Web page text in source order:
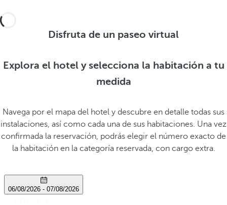
Disfruta de un paseo virtual
Explora el hotel y selecciona la habitación a tu
medida
Navega por el mapa del hotel y descubre en detalle todas sus
instalaciones, así como cada una de sus habitaciones. Una vez
confirmada la reservación, podrás elegir el número exacto de
la habitación en la categoría reservada, con cargo extra.